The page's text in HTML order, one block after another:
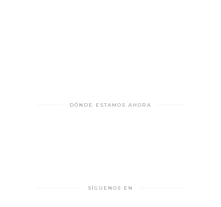
DÓNDE ESTAMOS AHORA
SÍGUENOS EN